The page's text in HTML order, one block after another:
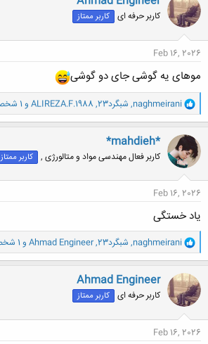
ش
ه
ا
کاربر حرفه ای کاربر ممتاز
Feb 16, 2026
موهای یه گوشی جای دو گوشی
و
ا
ک
ن
ش
ه
ا
naghmeirani
, شبگرد23 ,
ALIREZA.F.1988 و 1 شخص دیگر
*mahdieh*
کاربر فعال مهندسی مواد و متالورژی , کاربر ممتاز
Feb 16, 2026
یاد خستگی
و
ا
ک
ن
ش
ه
ا
naghmeirani
, شبگرد23 ,
Ahmad Engineer و 1 شخص دیگر
Ahmad Engineer
کاربر حرفه ای کاربر ممتاز
Feb 16, 2026